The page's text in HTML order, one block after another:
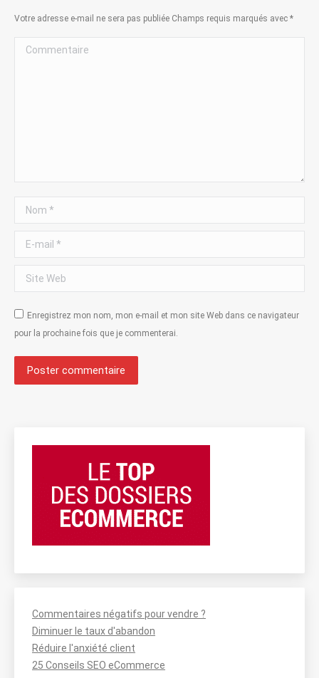
Votre adresse e-mail ne sera pas publiée Champs requis marqués avec *
Commentaire
Nom *
E-mail *
Site Web
Enregistrez mon nom, mon e-mail et mon site Web dans ce navigateur
pour la prochaine fois que je commenterai.
Poster commentaire
Commentaires négatifs pour vendre ?
Diminuer le taux d'abandon
Réduire l'anxiété client
25 Conseils SEO eCommerce